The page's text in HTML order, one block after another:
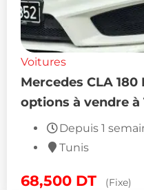
Voitures
Mercedes CLA 180
options à vendre à
Depuis 1
Tunis
68,500 DT (Fixe)